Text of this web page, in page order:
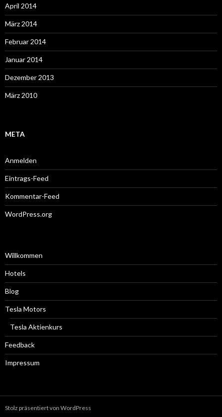
April 2014
März 2014
Februar 2014
Januar 2014
Dezember 2013
März 2010
META
Anmelden
Eintrags-Feed
Kommentar-Feed
WordPress.org
Willkommen
Hotels
Blog
Tesla Motors
Tesla Aktienkurs
Feedback
Impressum
Stolz präsentiert von WordPress